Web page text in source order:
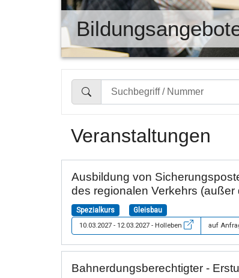
Veranstaltungen
Ausbildung von
des regionalen Verkehrs (außer
Spezialkurs Gleisbau
10.03.2027 - 12.03.2027 - Holleben auf
Bahnerdungsberechtigter -